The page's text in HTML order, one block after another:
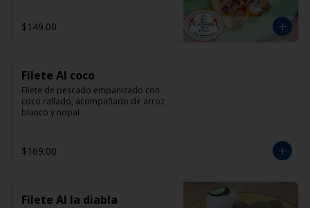
$149.00
Filete Al coco
Filete de pescado empanizado con
coco rallado, acompañado de arroz
blanco y nopal
$169.00
Filete Al la diabla